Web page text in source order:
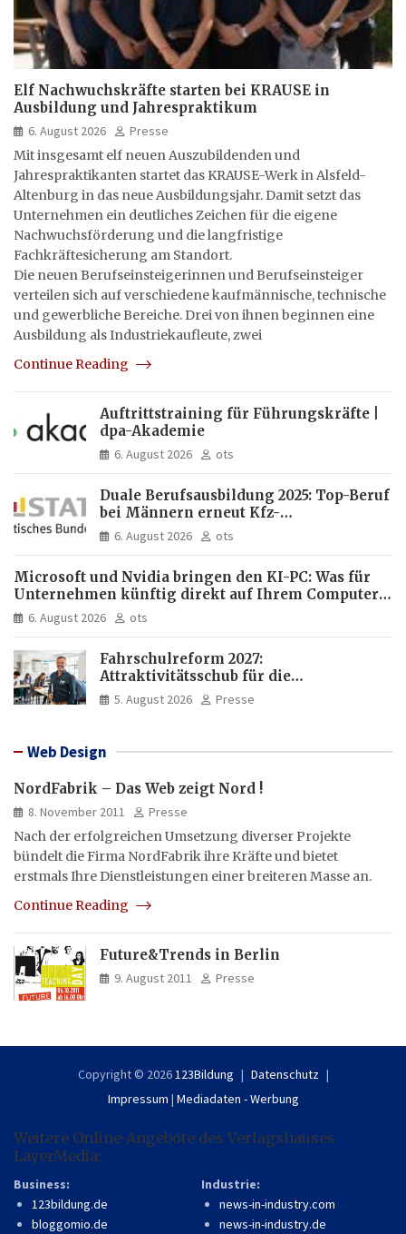
Elf Nachwuchskräfte starten bei KRAUSE in
Ausbildung und Jahrespraktikum
6. August 2026
Presse
Mit insgesamt elf neuen Auszubildenden und
Jahrespraktikanten startet das KRAUSE-Werk in Alsfeld-
Altenburg in das neue Ausbildungsjahr. Damit setzt das
Unternehmen ein deutliches Zeichen für die eigene
Nachwuchsförderung und die langfristige
Fachkräftesicherung am Standort.
Die neuen Berufseinsteigerinnen und Berufseinsteiger
verteilen sich auf verschiedene kaufmännische, technische
und gewerbliche Bereiche. Drei von ihnen beginnen eine
Ausbildung als Industriekaufleute, zwei
Continue Reading
Auftrittstraining für Führungskräfte |
dpa-Akademie
6. August 2026 ots
Duale Berufsausbildung 2025: Top-Beruf
bei Männern erneut Kfz-
Mechatroniker, bei Frauen
medizinische Fachangestellte
6. August 2026 ots
Microsoft und Nvidia bringen den KI-PC: Was für
Unternehmen künftig direkt auf Ihrem Computer
läuft und was weiter in der Cloud bleibt
6. August 2026 ots
Fahrschulreform 2027:
Attraktivitätsschub für die
Fahrlehrerausbildung
5. August 2026 Presse
Web Design
NordFabrik – Das Web zeigt Nord !
8. November 2011
Presse
Nach der erfolgreichen Umsetzung diverser Projekte
bündelt die Firma NordFabrik ihre Kräfte und bietet
erstmals Ihre Dienstleistungen einer breiteren Masse an.
Continue Reading
Future&Trends in Berlin
9. August 2011 Presse
Copyright © 2026 123Bildung
Datenschutz
Impressum | Mediadaten - Werbung
Weitere Online-Angebote des Verlagshauses
LayerMedia:
Business:
123bildung.de
bloggomio.de
Industrie:
news-in-industry.com
news-in-industry.de